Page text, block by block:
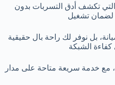
تكشف أدق التسربات بدون
لضمان تشغيل
بل نوفر لك راحة بال حقيقية
الشبكة
مع خدمة سريعة متاحة على مدار